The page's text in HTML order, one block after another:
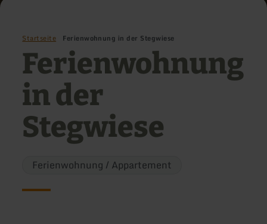
Startseite Ferienwohnung in der Stegwiese
Ferienwohnung
in der
Stegwiese
Ferienwohnung / Appartement